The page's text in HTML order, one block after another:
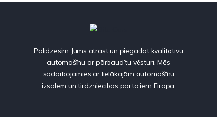
Palīdzēsim Jums atrast un piegādāt kvalitatīvu
automašīnu ar pārbaudītu vēsturi. Mēs
sadarbojamies ar lielākajām automašīnu
izsolēm un tirdzniecības portāliem Eiropā.